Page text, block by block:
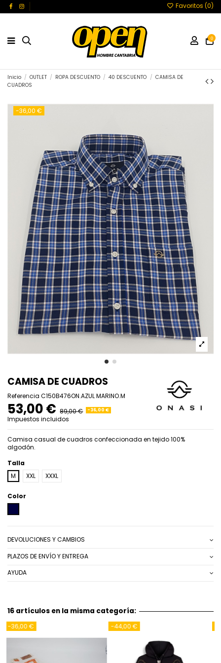
Favoritos (0)
0
Inicio OUTLET ROPA DESCUENTO 40 DESCUENTO
CAMISA DE
CUADROS
-36,00 €
CAMISA DE CUADROS
Referencia C150B476ON.AZUL MARINO.M
53,00 € 89,00 € -36,00 €
Impuestos incluidos
Camisa casual de cuadros confeccionada en tejido 100%
algodón.
Talla
M
XXL XXXL
Color
DEVOLUCIONES Y CAMBIOS
PLAZOS DE ENVÍO Y ENTREGA
AYUDA
16 artículos en la misma categoría: